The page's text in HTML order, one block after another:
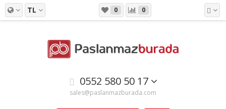
TL 0 0
0552 580 50 17
sales@paslanmazburada.com